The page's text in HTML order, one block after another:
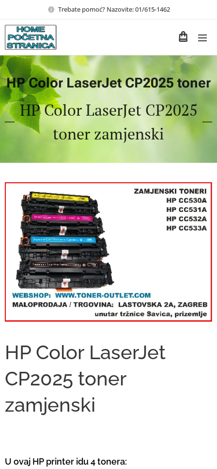
Trebate pomoć? Nazovite: 01/615-1462
HP Color LaserJet CP2025 toner
HP Color LaserJet CP2025
toner zamjenski
HP Color LaserJet
CP2025 toner
zamjenski
U ovaj HP printer idu 4 tonera: